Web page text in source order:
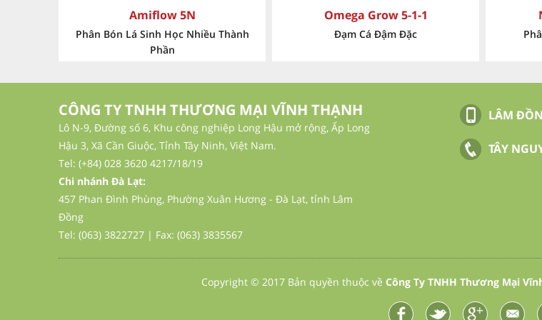
Omega Grow 5-1-1
Đạm Cá Đậm Đặc
Nova Aminoplant
Phân Bón Lá NPK Sinh Học
CÔNG TY TNHH THƯƠNG MẠI VĨNH THẠNH
Lô N-9, Đường số 6, Khu công nghiệp Long Hậu mở rộng, Ấp Long
Hậu 3, Xã Cần Giuộc, Tỉnh Tây Ninh, Việt Nam.
Tel: (+84) 028 3620 4217/18/19
Chi nhánh Đà Lạt:
457 Phan Đình Phùng, Phường Xuân Hương - Đà Lạt, tỉnh Lâm
Đồng
Tel: (063) 3822727 | Fax: (063) 3835567
LÂM
TÂY
Copyright © 2017 Bản quyền thuộc về Công Ty TNHH Thương Mại